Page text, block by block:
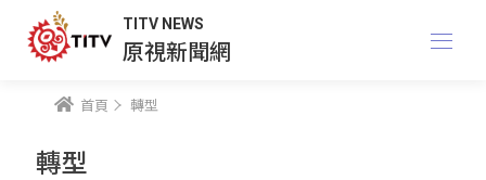
TITV NEWS
原視新聞網
首頁 轉型
轉型